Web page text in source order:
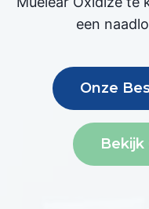
een
Onze
Bekijk